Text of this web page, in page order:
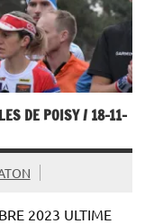
DE POISY / 18-11-
2023 ULTIME